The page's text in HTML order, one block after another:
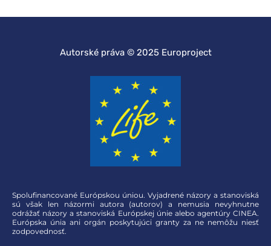
Autorské práva © 2025 Europroject
Spolufinancované Európskou úniou. Vyjadrené názory a stanoviská
sú však len názormi autora (autorov) a nemusia nevyhnutne
odrážať názory a stanoviská Európskej únie alebo agentúry CINEA.
Európska únia ani orgán poskytujúci granty za ne nemôžu niesť
zodpovednosť.